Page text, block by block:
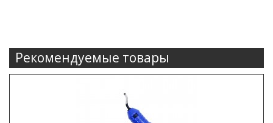
Рекомендуемые товары